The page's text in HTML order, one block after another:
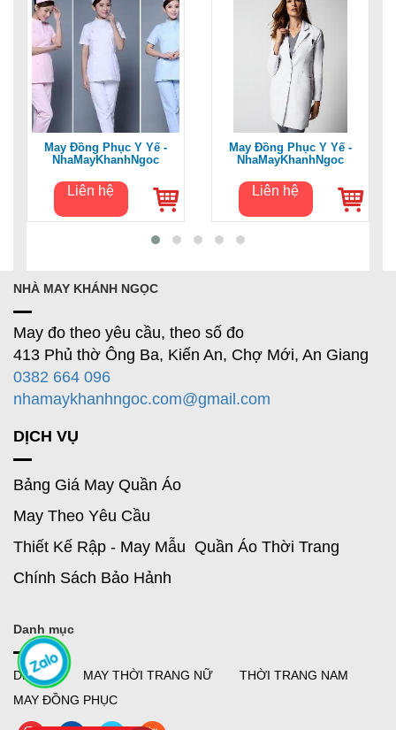
May Đồng Phục Y Yế -
NhaMayKhanhNgoc
Liên hệ
May Đồng Phục Y Yế -
NhaMayKhanhNgoc
Liên hệ
NHÀ MAY KHÁNH NGỌC
May đo theo yêu cầu, theo số đo
413 Phủ thờ Ông Ba, Kiến An, Chợ Mới, An Giang
0382 664 096
nhamaykhanhngoc.com@gmail.com
DỊCH VỤ
Bảng Giá May Quần Áo
May Theo Yêu Cầu
Thiết Kế Rập - May Mẫu Quần Áo Thời Trang
Chính Sách Bảo Hảnh
Danh mục
DR MAI MAY THỜI TRANG NỮ
THỜI TRANG NAM
MAY ĐỒNG PHỤC